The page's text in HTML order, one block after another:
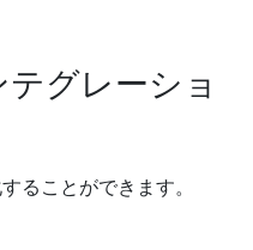
グレーショ
ることができます。